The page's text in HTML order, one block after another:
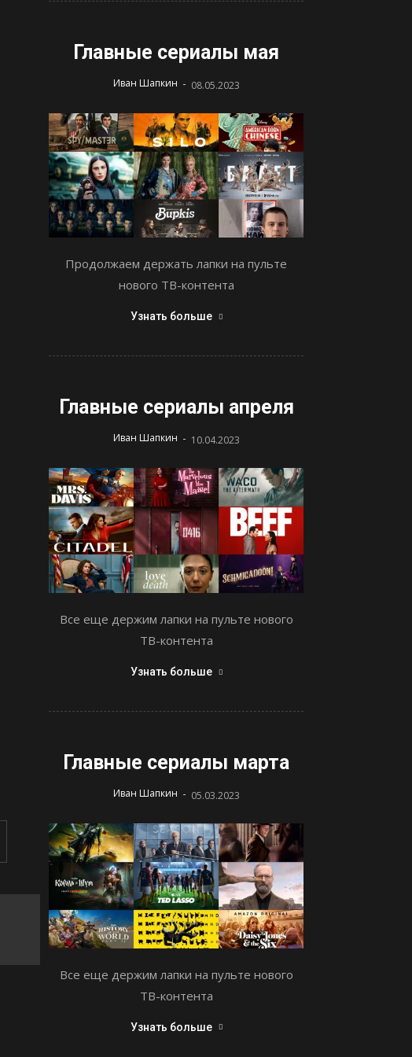
Главные сериалы мая
Иван Шапкин - 08.05.2023
Продолжаем держать лапки на пульте
нового ТВ-контента
Узнать больше
Главные сериалы апреля
Иван Шапкин - 10.04.2023
Все еще держим лапки на пульте нового
ТВ-контента
Узнать больше
Главные сериалы марта
Иван Шапкин - 05.03.2023
Все еще держим лапки на пульте нового
ТВ-контента
Узнать больше